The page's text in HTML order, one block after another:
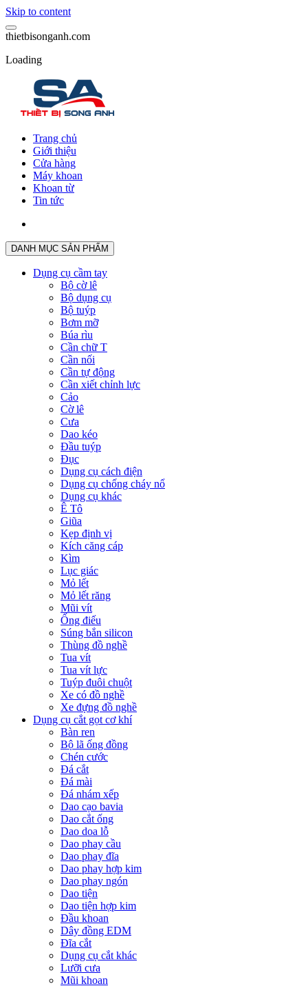
Skip to content
thietbisonganh.com
Loading
Trang chủ
Giới thiệu
Cửa hàng
Máy khoan
Khoan từ
Tin tức
DANH MỤC SẢN PHẨM
Dụng cụ cầm tay
Bộ cờ lê
Bộ dụng cụ
Bộ tuýp
Bơm mỡ
Búa rìu
Cần chữ T
Cần nối
Cần tự động
Cần xiết chỉnh lực
Cảo
Cờ lê
Cưa
Dao kéo
Đầu tuýp
Đục
Dụng cụ cách điện
Dụng cụ chống cháy nổ
Dụng cụ khác
Ê Tô
Giũa
Kẹp định vị
Kích căng cáp
Kìm
Lục giác
Mỏ lết
Mỏ lết răng
Mũi vít
Ống điếu
Súng bắn silicon
Thùng đồ nghề
Tua vít
Tua vít lực
Tuýp đuôi chuột
Xe có đồ nghề
Xe đựng đồ nghề
Dụng cụ cắt gọt cơ khí
Bàn ren
Bộ lã ống đồng
Chén cước
Đá cắt
Đá mài
Đá nhám xếp
Dao cạo bavia
Dao cắt ống
Dao doa lỗ
Dao phay cầu
Dao phay đĩa
Dao phay hợp kim
Dao phay ngón
Dao tiện
Dao tiện hợp kim
Đầu khoan
Dây đồng EDM
Đĩa cắt
Dụng cụ cắt khác
Lưỡi cưa
Mũi khoan